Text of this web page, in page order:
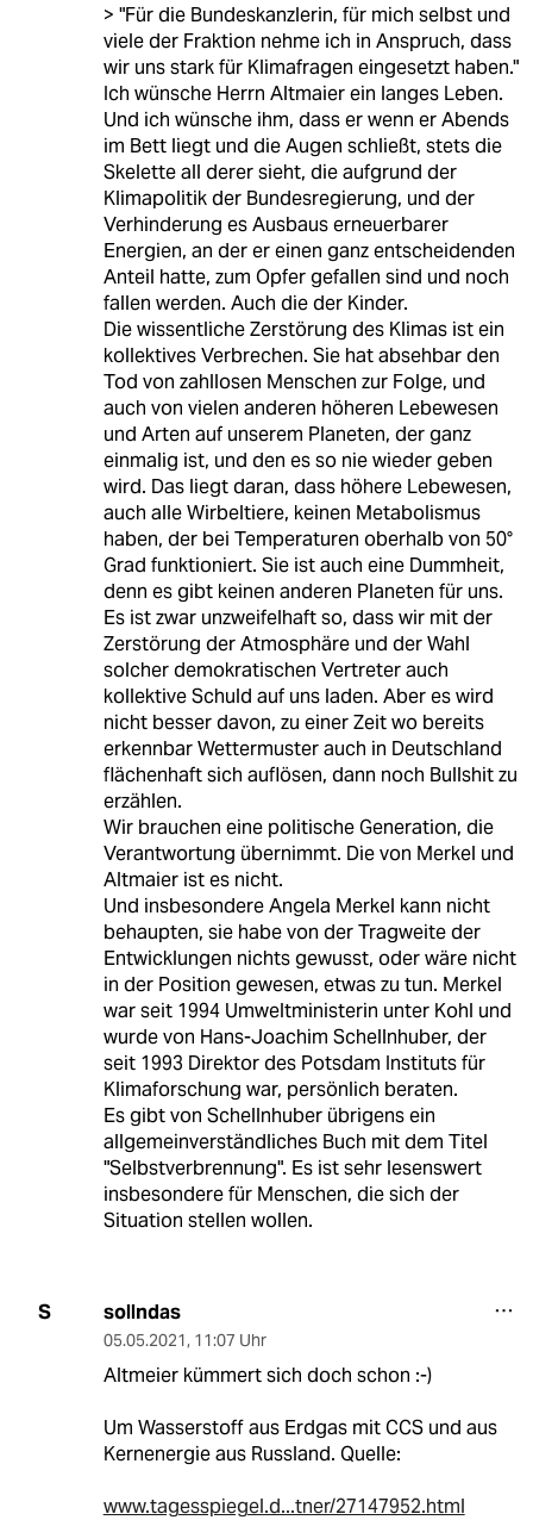
> "Für die Bundeskanzlerin, für mich selbst und
viele der Fraktion nehme ich in Anspruch, dass
wir uns stark für Klimafragen eingesetzt haben."
Ich wünsche Herrn Altmaier ein langes Leben.
Und ich wünsche ihm, dass er wenn er Abends
im Bett liegt und die Augen schließt, stets die
Skelette all derer sieht, die aufgrund der
Klimapolitik der Bundesregierung, und der
Verhinderung es Ausbaus erneuerbarer
Energien, an der er einen ganz entscheidenden
Anteil hatte, zum Opfer gefallen sind und noch
fallen werden. Auch die der Kinder.
Die wissentliche Zerstörung des Klimas ist ein
kollektives Verbrechen. Sie hat absehbar den
Tod von zahllosen Menschen zur Folge, und
auch von vielen anderen höheren Lebewesen
und Arten auf unserem Planeten, der ganz
einmalig ist, und den es so nie wieder geben
wird. Das liegt daran, dass höhere Lebewesen,
auch alle Wirbeltiere, keinen Metabolismus
haben, der bei Temperaturen oberhalb von 50°
Grad funktioniert. Sie ist auch eine Dummheit,
denn es gibt keinen anderen Planeten für uns.
Es ist zwar unzweifelhaft so, dass wir mit der
Zerstörung der Atmosphäre und der Wahl
solcher demokratischen Vertreter auch
kollektive Schuld auf uns laden. Aber es wird
nicht besser davon, zu einer Zeit wo bereits
erkennbar Wettermuster auch in Deutschland
flächenhaft sich auflösen, dann noch Bullshit zu
erzählen.
Wir brauchen eine politische Generation, die
Verantwortung übernimmt. Die von Merkel und
Altmaier ist es nicht.
Und insbesondere Angela Merkel kann nicht
behaupten, sie habe von der Tragweite der
Entwicklungen nichts gewusst, oder wäre nicht
in der Position gewesen, etwas zu tun. Merkel
war seit 1994 Umweltministerin unter Kohl und
wurde von Hans-Joachim Schellnhuber, der
seit 1993 Direktor des Potsdam Instituts für
Klimaforschung war, persönlich beraten.
Es gibt von Schellnhuber übrigens ein
allgemeinverständliches Buch mit dem Titel
"Selbstverbrennung". Es ist sehr lesenswert
insbesondere für Menschen, die sich der
Situation stellen wollen.
S sollndas
05.05.2021, 11:07 Uhr
Altmeier kümmert sich doch schon :-)
Um Wasserstoff aus Erdgas mit CCS und aus
Kernenergie aus Russland. Quelle:
www.tagesspiegel.d...tner/27147952.html